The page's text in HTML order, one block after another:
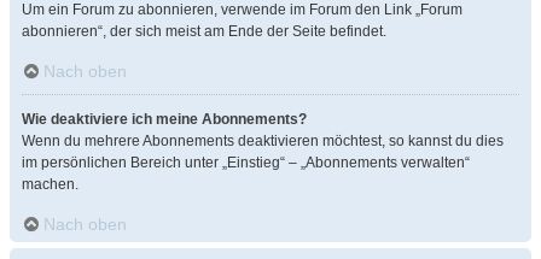
Um ein Forum zu abonnieren, verwende im Forum den Link „Forum
abonnieren“, der sich meist am Ende der Seite befindet.
Nach oben
Wie deaktiviere ich meine Abonnements?
Wenn du mehrere Abonnements deaktivieren möchtest, so kannst du dies
im persönlichen Bereich unter „Einstieg“ – „Abonnements verwalten“
machen.
Nach oben